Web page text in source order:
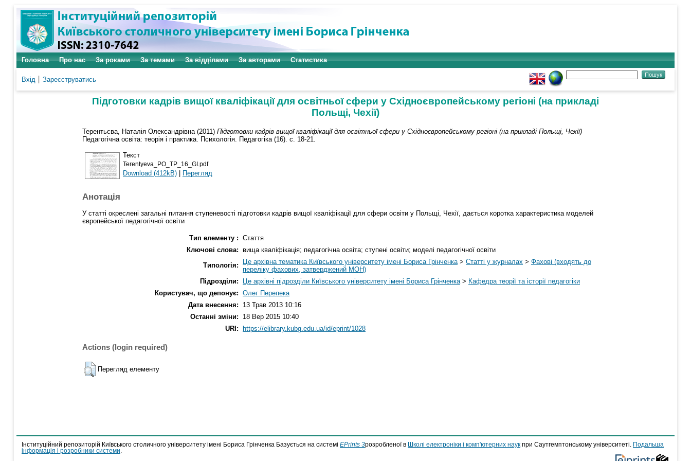
Головна Про нас За роками За темами За відділами За авторами Статистика
Вхід Зареєструватись
Підготовки кадрів вищої кваліфікації для освітньої сфери у Східноєвропейському регіоні (на прикладі
Польщі, Чехії)
Терентьєва, Наталія Олександрівна (2011) Підготовки кадрів вищої кваліфікації для освітньої сфери у Східноєвропейському регіоні (на прикладі Польщі, Чехії)
Педагогічна освіта: теорія і практика. Психологія. Педагогіка (16). с. 18-21.
Текст
Terentyeva_PO_TP_16_GI.pdf
Download (412kB) | Перегляд
Анотація
У статті окреслені загальні питання ступеневості підготовки кадрів вищої кваліфікації для сфери освіти у Польщі, Чехії, дається коротка характеристика моделей
європейської педагогічної освіти
Тип елементу : Стаття
Ключові слова: вища кваліфікація; педагогічна освіта; ступені освіти; моделі педагогічної освіти
Типологія:
Це архівна тематика Київського університету імені Бориса Грінченка > Статті у журналах > Фахові (входять до
переліку фахових, затверджений МОН)
Підрозділи:
Це архівні підрозділи Київського університету імені Бориса Грінченка > Кафедра теорії та історії педагогіки
Користувач, що депонує: Олег Перепека
Дата внесення:
13 Трав 2013 10:16
Останні зміни:
18 Вер 2015 10:40
URI:
https://elibrary.kubg.edu.ua/id/eprint/1028
Actions (login required)
Перегляд елементу
Інституційний репозиторій Київського столичного університету імені Бориса Грінченка Базується на системі EPrints 3розробленої в Школі електроніки і комп'ютерних наук при Саутгемптонському університеті.
Подальша
інформація і розробники системи